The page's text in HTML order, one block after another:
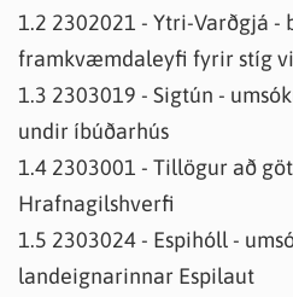
1.2 2302021 - Ytri-Varðgjá -
framkvæmdaleyfi fyrir stíg
1.3 2303019 - Sigtún -
undir íbúðarhús
1.4 2303001 - Tillögur að
Hrafnagilshverfi
1.5 2303024 - Espihóll -
landeignarinnar Espilaut